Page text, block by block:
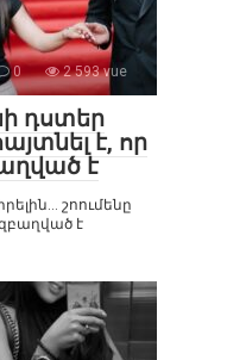
0 2 593 vue
դստեր
է, որ
է
շոումենը
զբաղված է